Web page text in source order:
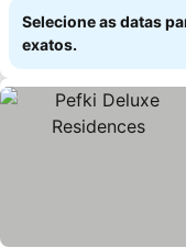
Selecione as datas
exatos.